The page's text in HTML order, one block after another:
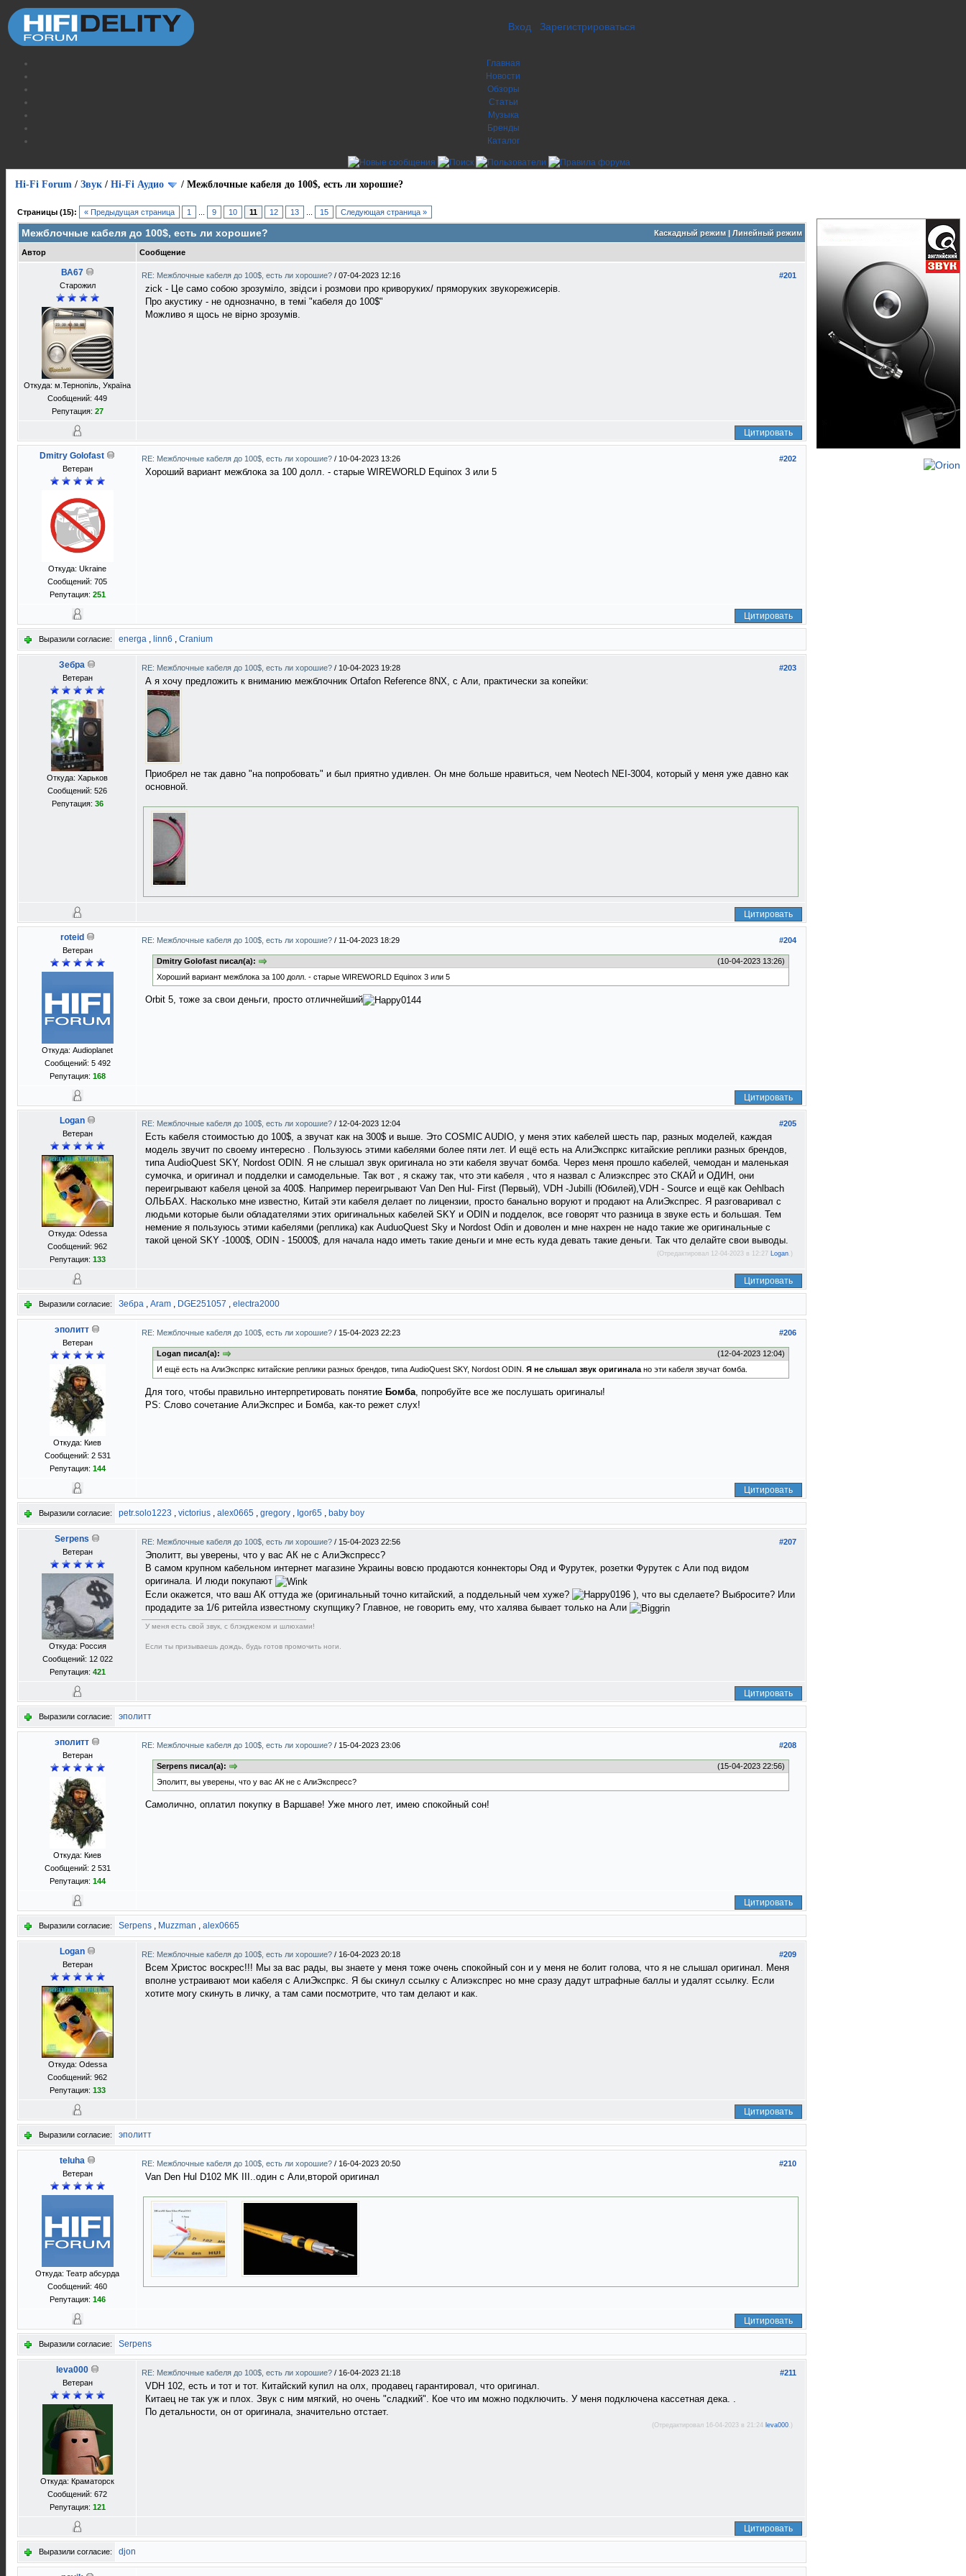
Вход Зарегистрироваться
Главная
Новости
Обзоры
Статьи
Музыка
Бренды
Каталог
Hi-Fi Forum / Звук / Hi-Fi Аудио / Межблочные кабеля до 100$, есть ли хорошие?
Страницы (15): « Предыдущая страница 1 9 10 11 12 13 15 Следующая страница »
Каскадный режим| Линейный режим
Межблочные кабеля до 100$, есть ли хорошие?
Автор Сообщение
ВА67
Старожил
Откуда: м.Тернопіль, Україна
Сообщений: 449
Репутация: 27
#201
RE: Межблочные кабеля до 100$, есть ли хорошие? / 07-04-2023 12:16
zick - Це само собою зрозуміло, звідси і розмови про криворуких/ пряморуких звукорежисерів.
Про акустику - не однозначно, в темі "кабеля до 100$"
Можливо я щось не вірно зрозумів.
Цитировать
Dmitry Golofast
Ветеран
Откуда: Ukraine
Сообщений: 705
Репутация: 251
#202
RE: Межблочные кабеля до 100$, есть ли хорошие? / 10-04-2023 13:26
Хороший вариант межблока за 100 долл. - старые WIREWORLD Equinox 3 или 5
Цитировать
Выразили согласие: energa , linn6 , Cranium
Зебра
Ветеран
Откуда: Харьков
Сообщений: 526
Репутация: 36
#203
RE: Межблочные кабеля до 100$, есть ли хорошие? / 10-04-2023 19:28
А я хочу предложить к вниманию межблочник Ortafon Reference 8NX, с Али, практически за копейки:
Приобрел не так давно "на попробовать" и был приятно удивлен. Он мне больше нравиться, чем Neotech NEI-3004, который у меня уже давно как
основной.
Цитировать
roteid
Ветеран
Откуда: Audioplanet
Сообщений: 5 492
Репутация: 168
#204
RE: Межблочные кабеля до 100$, есть ли хорошие? / 11-04-2023 18:29
(10-04-2023 13:26)
Dmitry Golofast писал(а):
Хороший вариант межблока за 100 долл. - старые WIREWORLD Equinox 3 или 5
Orbit 5, тоже за свои деньги, просто отличнейший
Цитировать
Logan
Ветеран
Откуда: Odessa
Сообщений: 962
Репутация: 133
#205
RE: Межблочные кабеля до 100$, есть ли хорошие? / 12-04-2023 12:04
Есть кабеля стоимостью до 100$, а звучат как на 300$ и выше. Это СOSMIC AUDIO, у меня этих кабелей шесть пар, разных моделей, каждая
модель звучит по своему интересно . Пользуюсь этими кабелями более пяти лет. И ещё есть на АлиЭкспркс китайские реплики разных брендов,
типа AudioQuest SKY, Nordost ODIN. Я не слышал звук оригинала но эти кабеля звучат бомба. Через меня прошло кабелей, чемодан и маленькая
сумочка, и оригинал и подделки и самодельные. Так вот , я скажу так, что эти кабеля , что я назвал с Алиэкспрес это СКАЙ и ОДИН, они
переигрывают кабеля ценой за 400$. Например переигрывают Van Den Hul- First (Первый), VDH -Jubilli (Юбилей),VDH - Source и ещё как Oehlbach
ОЛЬБАХ. Насколько мне известно, Китай эти кабеля делает по лицензии, просто банально воруют и продают на АлиЭкспрес. Я разговаривал с
людьми которые были обладателями этих оригинальных кабелей SKY и ODIN и подделок, все говорят что разница в звуке есть и большая. Тем
немение я пользуюсь этими кабелями (реплика) как AuduoQuest Sky и Nordost Odin и доволен и мне нахрен не надо такие же оригинальные с
такой ценой SKY -1000$, ODIN - 15000$, для начала надо иметь такие деньги и мне есть куда девать такие деньги. Так что делайте свои выводы.
(Отредактировал 12-04-2023 в 12:27 Logan.)
Цитировать
Выразили согласие: Зебра , Aram , DGE251057 , electra2000
эполитт
Ветеран
Откуда: Киев
Сообщений: 2 531
Репутация: 144
#206
RE: Межблочные кабеля до 100$, есть ли хорошие? / 15-04-2023 22:23
(12-04-2023 12:04)
Logan писал(а):
И ещё есть на АлиЭкспркс китайские реплики разных брендов, типа AudioQuest SKY, Nordost ODIN. Я не слышал звук оригинала но эти кабеля звучат бомба.
Для того, чтобы правильно интерпретировать понятие Бомба, попробуйте все же послушать оригиналы!
PS: Слово сочетание АлиЭкспрес и Бомба, как-то режет слух!
Цитировать
Выразили согласие: petr.solo1223 , victorius , alex0665 , gregory , Igor65 , baby boy
Serpens
Ветеран
Откуда: Россия
Сообщений: 12 022
Репутация: 421
#207
RE: Межблочные кабеля до 100$, есть ли хорошие? / 15-04-2023 22:56
Эполитт, вы уверены, что у вас АК не с АлиЭкспресс?
В самом крупном кабельном интернет магазине Украины вовсю продаются коннекторы Ояд и Фурутек, розетки Фурутек с Али под видом
оригинала. И люди покупают
Если окажется, что ваш АК оттуда же (оригинальный точно китайский, а поддельный чем хуже?
), что вы сделаете? Выбросите? Или
продадите за 1/6 ритейла известному скупщику? Главное, не говорить ему, что халява бывает только на Али
У меня есть свой звук, с блэкджеком и шлюхами!
Если ты призываешь дождь, будь готов промочить ноги.
Цитировать
Выразили согласие: эполитт
эполитт
Ветеран
Откуда: Киев
Сообщений: 2 531
Репутация: 144
#208
RE: Межблочные кабеля до 100$, есть ли хорошие? / 15-04-2023 23:06
(15-04-2023 22:56)
Serpens писал(а):
Эполитт, вы уверены, что у вас АК не с АлиЭкспресс?
Самолично, оплатил покупку в Варшаве! Уже много лет, имею спокойный сон!
Цитировать
Выразили согласие: Serpens , Muzzman , alex0665
Logan
Ветеран
Откуда: Odessa
Сообщений: 962
Репутация: 133
#209
RE: Межблочные кабеля до 100$, есть ли хорошие? / 16-04-2023 20:18
Всем Христос воскрес!!! Мы за вас рады, вы знаете у меня тоже очень спокойный сон и у меня не болит голова, что я не слышал оригинал. Меня
вполне устраивают мои кабеля с АлиЭкспркс. Я бы скинул ссылку с Алиэкспрес но мне сразу дадут штрафные баллы и удалят ссылку. Если
хотите могу скинуть в личку, а там сами посмотрите, что там делают и как.
Цитировать
Выразили согласие: эполитт
teluha
Ветеран
Откуда: Театр абсурда
Сообщений: 460
Репутация: 146
#210
RE: Межблочные кабеля до 100$, есть ли хорошие? / 16-04-2023 20:50
Van Den Hul D102 MK III..один с Али,второй оригинал
Цитировать
Выразили согласие: Serpens
leva000
Ветеран
Откуда: Краматорск
Сообщений: 672
Репутация: 121
#211
RE: Межблочные кабеля до 100$, есть ли хорошие? / 16-04-2023 21:18
VDH 102, есть и тот и тот. Китайский купил на олх, продавец гарантировал, что оригинал.
Китаец не так уж и плох. Звук с ним мягкий, но очень "сладкий". Кое что им можно подключить. У меня подключена кассетная дека. .
По детальности, он от оригинала, значительно отстает.
(Отредактировал 16-04-2023 в 21:24 leva000.)
Цитировать
Выразили согласие: djon